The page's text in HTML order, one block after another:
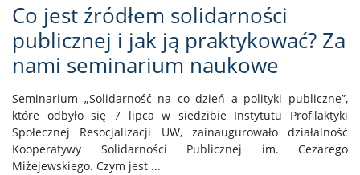
Co jest źródłem solidarności
publicznej i jak ją praktykować? Za
nami seminarium naukowe
Seminarium „Solidarność na co dzień a polityki publiczne”,
które odbyło się 7 lipca w siedzibie Instytutu Profilaktyki
Społecznej Resocjalizacji UW, zainaugurowało działalność
Kooperatywy Solidarności Publicznej im. Cezarego
Miżejewskiego. Czym jest ...